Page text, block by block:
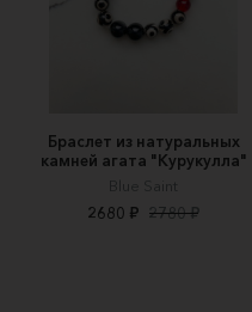
Браслет из натуральных
камней агата "Курукулла"
Blue Saint
2680 ₽ 2780 ₽